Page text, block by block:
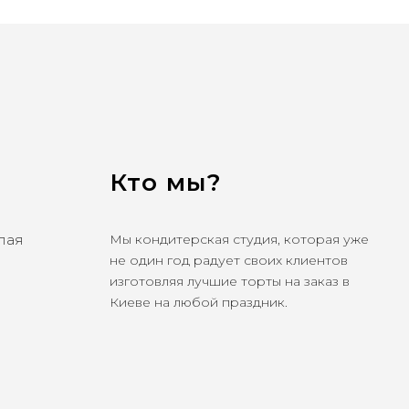
Кто мы?
Мы кондитерская студия, которая уже
не один год радует своих клиентов
изготовляя лучшие торты на заказ в
Киеве на любой праздник.